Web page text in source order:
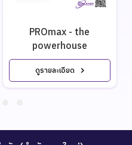
ดูรายละเอียด
PROmax - the
powerhouse